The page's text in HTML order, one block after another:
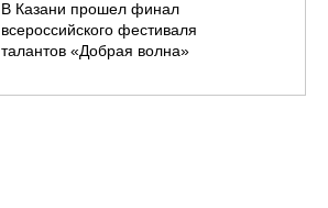
В Казани прошел финал
всероссийского фестиваля
талантов «Добрая волна»